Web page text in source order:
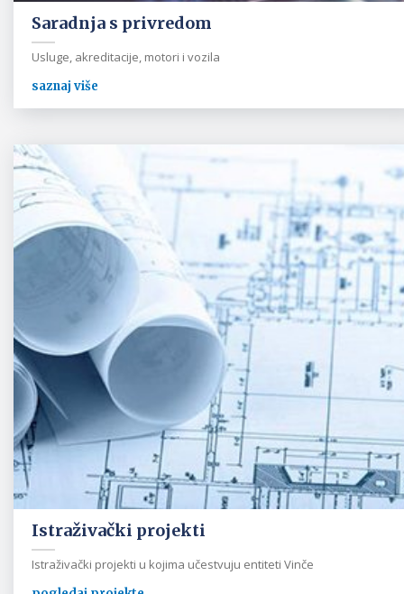
Saradnja s privredom
Usluge, akreditacije, motori i vozila
saznaj više
Istraživački projekti
Istraživački projekti u kojima učestvuju entiteti Vinče